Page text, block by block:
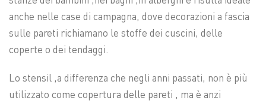
anche nelle case di campagna, dove decorazioni a fascia
sulle pareti richiamano le stoffe dei cuscini, delle
coperte o dei tendaggi.
Lo stensil ,a differenza che negli anni passati, non è più
utilizzato come copertura delle pareti , ma è anzi